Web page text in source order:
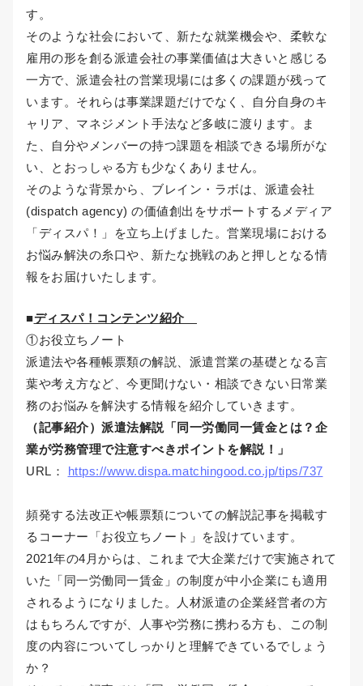
す。
そのような社会において、新たな就業機会や、柔軟な
雇用の形を創る派遣会社の事業価値は大きいと感じる
一方で、派遣会社の営業現場には多くの課題が残って
います。それらは事業課題だけでなく、自分自身のキ
ャリア、マネジメント手法など多岐に渡ります。ま
た、自分やメンバーの持つ課題を相談できる場所がな
い、とおっしゃる方も少なくありません。
そのような背景から、ブレイン・ラボは、派遣会社
(dispatch agency) の価値創出をサポートするメディア
「ディスパ！」を立ち上げました。営業現場における
お悩み解決の糸口や、新たな挑戦のあと押しとなる情
報をお届けいたします。
■ディスパ！コンテンツ紹介
①お役立ちノート
派遣法や各種帳票類の解説、派遣営業の基礎となる言
葉や考え方など、今更聞けない・相談できない日常業
務のお悩みを解決する情報を紹介していきます。
（記事紹介）派遣法解説「同一労働同一賃金とは？企
業が労務管理で注意すべきポイントを解説！」
URL： https://www.dispa.matchingood.co.jp/tips/737
頻発する法改正や帳票類についての解説記事を掲載す
るコーナー「お役立ちノート」を設けています。
2021年の4月からは、これまで大企業だけで実施されて
いた「同一労働同一賃金」の制度が中小企業にも適用
されるようになりました。人材派遣の企業経営者の方
はもちろんですが、人事や労務に携わる方も、この制
度の内容についてしっかりと理解できているでしょう
か？